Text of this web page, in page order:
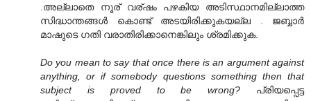
.അല്ലാതെ നൂര് വര്ഷം പഴകിയ അടിസ്ഥാനമില്ലാത്ത
സിദ്ധാന്തങ്ങള്‍ കൊണ്ട് അടയിരിക്കുകയല്ല . ജബ്ബാര്‍
മാഷുടെ ഗതി വരാതിരിക്കാനെങ്കിലും ശ്രമിക്കുക.
Do you mean to say that once there is an argument against
anything, or if somebody questions something then that
subject is proved to be wrong? പ്രിയപ്പെട്ട